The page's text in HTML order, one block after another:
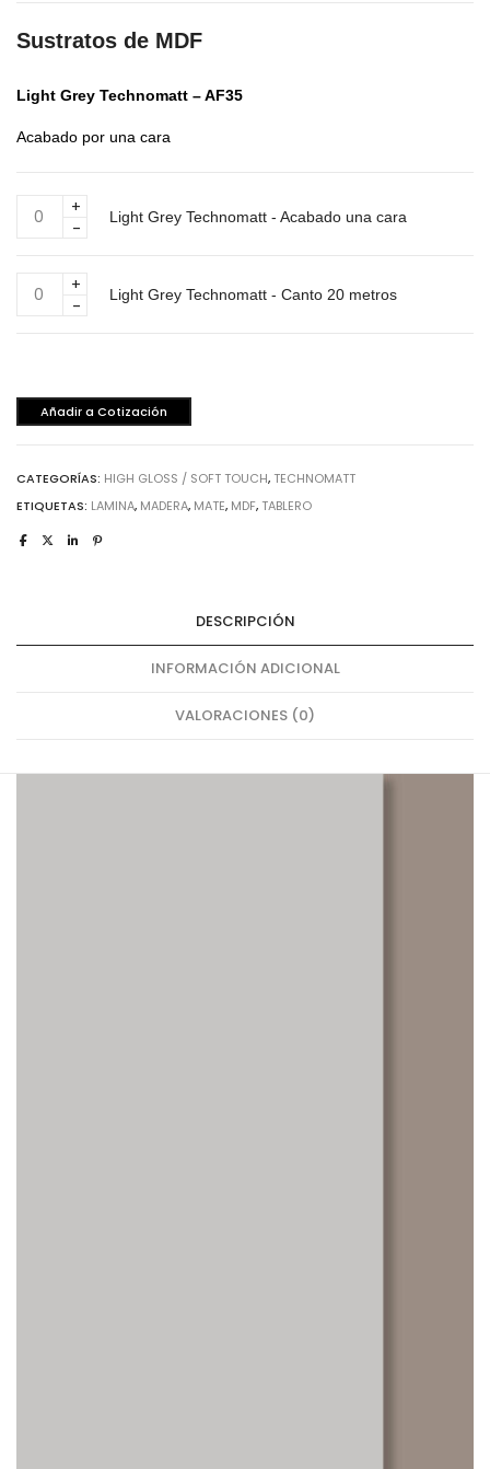
Sustratos de MDF
Light Grey Technomatt – AF35
Acabado por una cara
Light
Grey
Acabado
Light Grey Technomatt - Acabado una cara
Light
Grey
20
metros
Light Grey Technomatt - Canto 20 metros
Añadir a Cotización
CATEGORÍAS: HIGH GLOSS / SOFT TOUCH, TECHNOMATT
ETIQUETAS: LAMINA, MADERA, MATE, MDF, TABLERO
DESCRIPCIÓN
INFORMACIÓN ADICIONAL
VALORACIONES (0)